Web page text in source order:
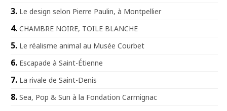
Le design selon Pierre Paulin, à Montpellier
CHAMBRE NOIRE, TOILE BLANCHE
Le réalisme animal au Musée Courbet
Escapade à Saint-Étienne
La rivale de Saint-Denis
Sea, Pop & Sun à la Fondation Carmignac